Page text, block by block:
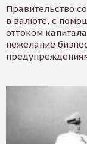
Правительство
в валюте, с
оттоком
нежелание